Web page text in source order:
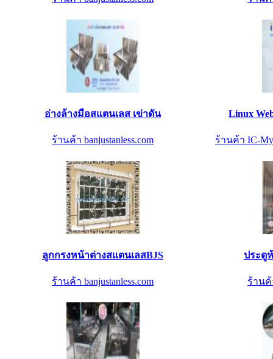
ร้านค้า banjustanless.com ร้านค้
อ่างล้างมือสแตนเลส เข่าดัน
ร้านค้า banjustanless.com
Linux
ร้านค้า IC-
ลูกกรงหน้าต่างสแตนเลสBJS
ร้านค้า banjustanless.com
ประตู
ร้านค้